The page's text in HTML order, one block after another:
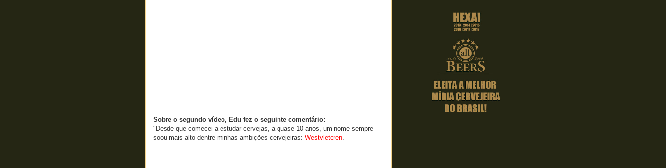
Sobre o segundo vídeo, Edu fez o seguinte comentário:
"Desde que comecei a estudar cervejas, a quase 10 anos, um nome sempre
soou mais alto dentre minhas ambições cervejeiras: Westvleteren.